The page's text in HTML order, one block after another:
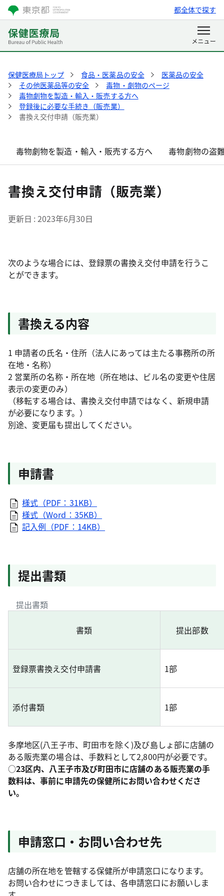
都全体で探す
保健医療局トップ 食品・医薬品の安全
医薬品の安全
その他医薬品等の安全
毒物・劇物のページ
毒物劇物を製造・輸入・販売する方へ
登録後に必要な手続き（販売業）
書換え交付申請（販売業）
毒物劇物を製造・輸入・販売する方へ 毒物劇物の盗
書換え交付申請（販売業）
更新日 2023年6月30日
次のような場合には、登録票の書換え交付申請を行うこ
とができます。
書換える内容
1 申請者の氏名・住所（法人にあっては主たる事務所の所
在地・名称）
2 営業所の名称・所在地（所在地は、ビル名の変更や住居
表示の変更のみ）
（移転する場合は、書換え交付申請ではなく、新規申請
が必要になります。）
別途、変更届も提出してください。
申請書
様式（PDF：31KB）
様式（Word：35KB）
記入例（PDF：14KB）
提出書類
提出書類
書類 提出部数
登録票書換え交付申請書 1部
添付書類 1部
多摩地区(八王子市、町田市を除く)及び島しょ部に店舗の
ある販売業の場合は、手数料として2,800円が必要です。
○23区内、八王子市及び町田市に店舗のある販売業の手
数料は、事前に申請先の保健所にお問い合わせくださ
い。
申請窓口・お問い合わせ先
店舗の所在地を管轄する保健所が申請窓口になります。
お問い合わせにつきましては、各申請窓口にお願いしま